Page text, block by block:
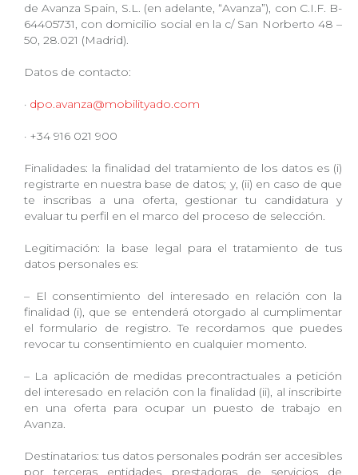
de Avanza Spain, S.L. (en adelante, “Avanza”), con C.I.F. B-
64405731, con domicilio social en la c/ San Norberto 48 –
50, 28.021 (Madrid).
Datos de contacto:
· dpo.avanza@mobilityado.com
· +34 916 021 900
Finalidades: la finalidad del tratamiento de los datos es (i)
registrarte en nuestra base de datos; y, (ii) en caso de que
te inscribas a una oferta, gestionar tu candidatura y
evaluar tu perfil en el marco del proceso de selección.
Legitimación: la base legal para el tratamiento de tus
datos personales es:
– El consentimiento del interesado en relación con la
finalidad (i), que se entenderá otorgado al cumplimentar
el formulario de registro. Te recordamos que puedes
revocar tu consentimiento en cualquier momento.
– La aplicación de medidas precontractuales a petición
del interesado en relación con la finalidad (ii), al inscribirte
en una oferta para ocupar un puesto de trabajo en
Avanza.
Destinatarios: tus datos personales podrán ser accesibles
por terceras entidades prestadoras de servicios de